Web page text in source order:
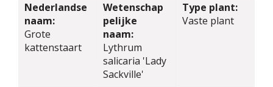
Nederlandse
naam:
Grote
kattenstaart
Wetenschap
pelijke
naam:
Lythrum
salicaria 'Lady
Sackville'
Type plant:
Vaste plant